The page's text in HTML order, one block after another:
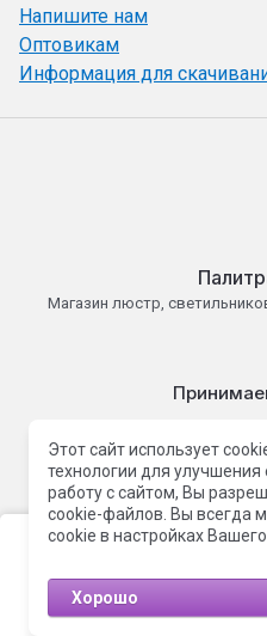
Этот сайт использует файлы
Напишите нам
Оптовикам
Информация для
Магазин люстр,
Палитра
Политика
Этот сайт использует
технологии для
работу с сайтом, Вы
cookie-файлов. Вы всегда
cookie в настройках Вашего
Хорошо